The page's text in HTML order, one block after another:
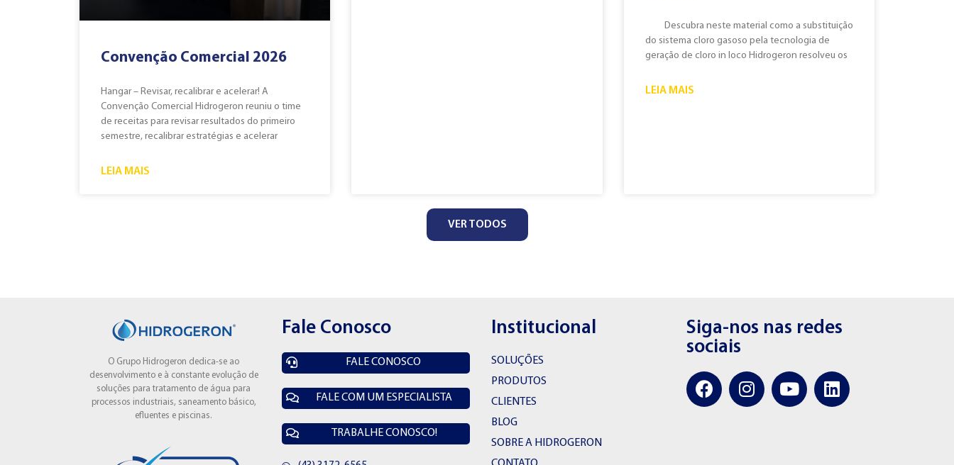
Convenção Comercial 2026
Hangar – Revisar, recalibrar e acelerar! A
Convenção Comercial Hidrogeron reuniu o time
de receitas para revisar resultados do primeiro
semestre, recalibrar estratégias e acelerar
LEIA MAIS
Descubra neste material como a substituição
do sistema cloro gasoso pela tecnologia de
geração de cloro in loco Hidrogeron resolveu os
LEIA MAIS
VER TODOS
O Grupo Hidrogeron dedica-se ao
desenvolvimento e à constante evolução de
soluções para tratamento de água para
processos industriais, saneamento básico,
efluentes e piscinas.
Fale Conosco
FALE CONOSCO
FALE COM UM ESPECIALISTA
TRABALHE CONOSCO!
Institucional
SOLUÇÕES
PRODUTOS
CLIENTES
BLOG
SOBRE A HIDROGERON
Siga-nos nas redes
sociais